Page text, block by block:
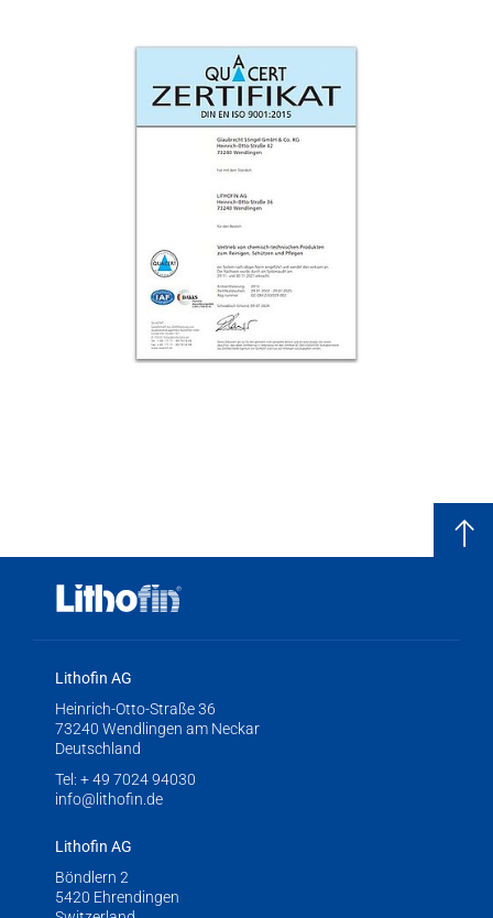
Lithofin AG
Heinrich-Otto-Straße 36
73240 Wendlingen am Neckar
Deutschland
Tel: + 49 7024 94030
info@lithofin.de
Lithofin AG
Böndlern 2
5420 Ehrendingen